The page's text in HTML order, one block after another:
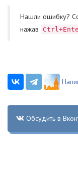
Нашли ошибку?
нажав
Обсудить в